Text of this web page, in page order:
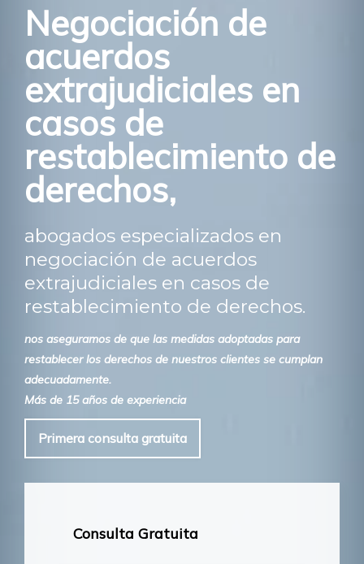
Negociación de
acuerdos
extrajudiciales en
casos de
restablecimiento de
derechos,
abogados especializados en
negociación de acuerdos
extrajudiciales en casos de
restablecimiento de derechos.
nos aseguramos de que las medidas adoptadas para
restablecer los derechos de nuestros clientes se cumplan
adecuadamente.
Más de 15 años de experiencia
Primera consulta gratuita
Consulta Gratuita